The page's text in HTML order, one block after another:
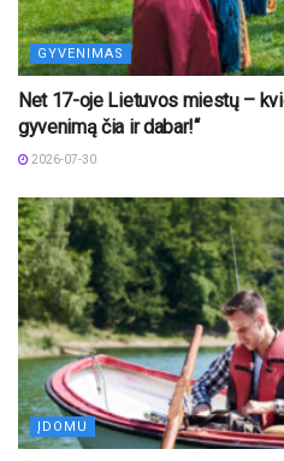
GYVENIMAS
Net 17-oje Lietuvos miestų –
gyvenimą čia ir dabar!“
2026-07-30
ĮDOMU